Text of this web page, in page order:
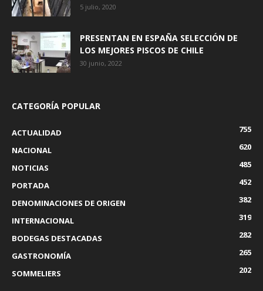
5 julio, 2020
PRESENTAN EN ESPAÑA SELECCIÓN DE
LOS MEJORES PISCOS DE CHILE
30 junio, 2022
CATEGORÍA POPULAR
ACTUALIDAD
755
NACIONAL
620
NOTICIAS
485
PORTADA
452
DENOMINACIONES DE ORIGEN
382
INTERNACIONAL
319
BODEGAS DESTACADAS
282
GASTRONOMÍA
265
SOMMELIERS
202